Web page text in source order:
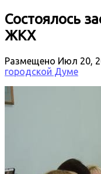
Состоялось
ЖКХ
Размещено Июл 20,
городской Думе